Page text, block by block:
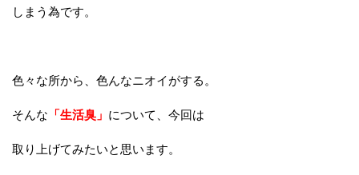
しまう為です。
色々な所から、色んなニオイがする。
そんな 「生活臭」 について、今回は
取り上げてみたいと思います。